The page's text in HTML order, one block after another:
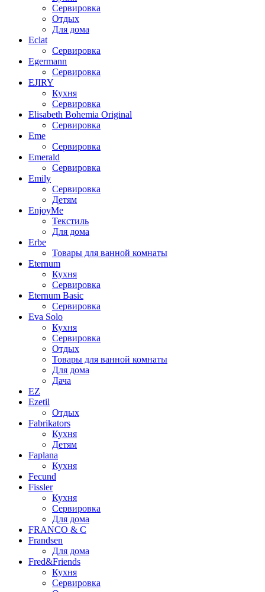
Сервировка
Отдых
Для дома
Eclat
Сервировка
Egermann
Сервировка
EJIRY
Кухня
Сервировка
Elisabeth Bohemia Original
Сервировка
Eme
Сервировка
Emerald
Сервировка
Emily
Сервировка
Детям
EnjoyMe
Текстиль
Для дома
Erbe
Товары для ванной комнаты
Eternum
Кухня
Сервировка
Eternum Basic
Сервировка
Eva Solo
Кухня
Сервировка
Отдых
Товары для ванной комнаты
Для дома
Дача
EZ
Ezetil
Отдых
Fabrikators
Кухня
Детям
Faplana
Кухня
Fecund
Fissler
Кухня
Сервировка
Для дома
FRANCO & C
Frandsen
Для дома
Fred&Friends
Кухня
Сервировка